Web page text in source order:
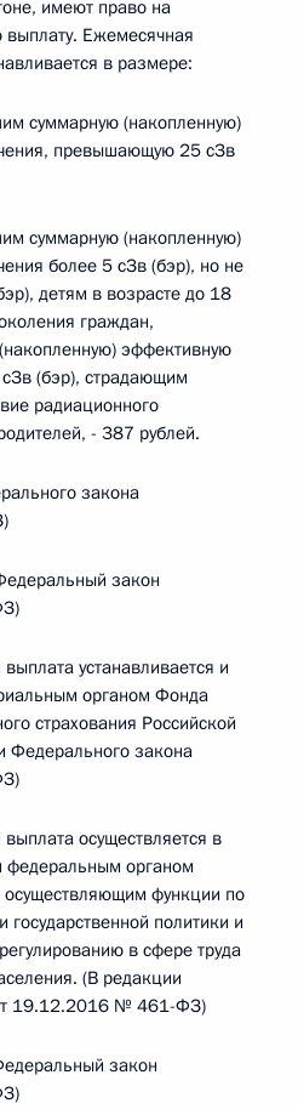
имеют право на
Ежемесячная
в размере:
суммарную (накопленную)
превышающую 25 сЗв
суммарную (накопленную)
более 5 сЗв (бэр), но не
детям в возрасте до 18
граждан,
эффективную
(бэр), страдающим
радиационного
- 387 рублей.
закона
закон
устанавливается и
органом Фонда
страхования Российской
Федерального закона
осуществляется в
федеральным органом
осуществляющим функции по
политики и
в сфере труда
(В редакции
19.12.2016 № 461-ФЗ)
закон